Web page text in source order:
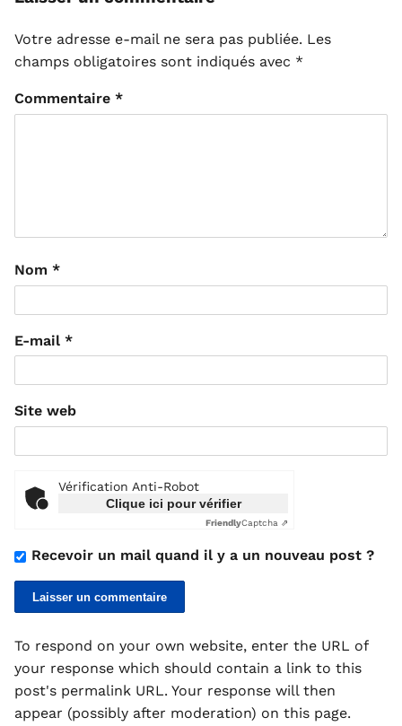
Votre adresse e-mail ne sera pas publiée. Les
champs obligatoires sont indiqués avec *
Commentaire *
Nom *
E-mail *
Site web
Vérification Anti-Robot
Clique ici pour vérifier
FriendlyCaptcha ⇗
Recevoir un mail quand il y a un nouveau post ?
To respond on your own website, enter the URL of
your response which should contain a link to this
post's permalink URL. Your response will then
appear (possibly after moderation) on this page.